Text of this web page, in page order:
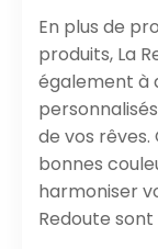
En plus de
produits, La
également à
de vos rêves.
bonnes
harmoniser
Redoute